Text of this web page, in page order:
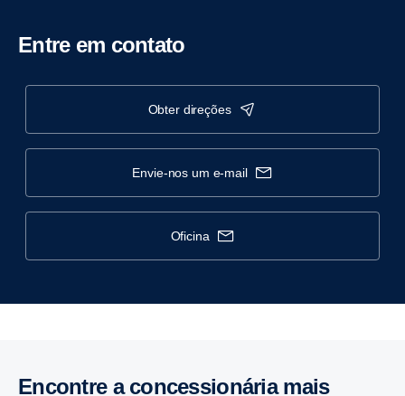
Entre em contato
obter direções
envie-nos um e-mail
oficina
Encontre a concessionária mais